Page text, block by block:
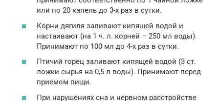
или по 20 капель до 3-х раз в сутки.
Корни дягиля заливают кипящей водой и
настаивают (на 1 ч. л. корней – 250 мл воды).
Принимают по 100 мл до 4-х раз в сутки.
Птичий горец заливают кипящей водой (3 ст.
ложки сырья на 0,5 л воды). Принимают перед
приемом пищи.
При нарушениях сна и нервном расстройстве